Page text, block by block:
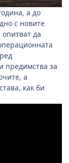
а до
с новите
да
предимства за
а
как би